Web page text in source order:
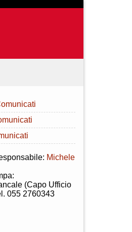
Michele
(Capo Ufficio
055 2760343